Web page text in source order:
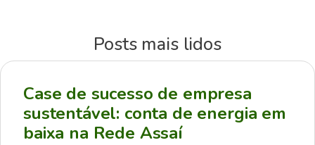
Posts mais lidos
Case de sucesso de empresa
sustentável: conta de energia em
baixa na Rede Assaí